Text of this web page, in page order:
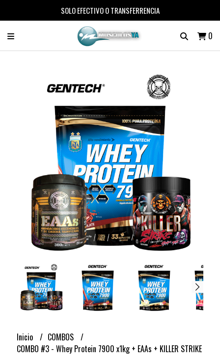
SOLO EFECTIVO O TRANSFERRENCIA
0
Inicio
COMBOS
COMBO #3 - Whey Protein 7900 x1kg + EAAs + KILLER STRIKE